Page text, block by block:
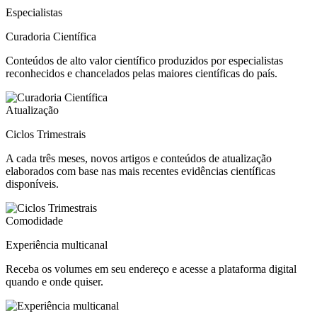
Especialistas
Curadoria Científica
Conteúdos de alto valor científico produzidos por especialistas
reconhecidos e chancelados pelas maiores científicas do país.
Atualização
Ciclos Trimestrais
A cada três meses, novos artigos e conteúdos de atualização
elaborados com base nas mais recentes evidências científicas
disponíveis.
Comodidade
Experiência multicanal
Receba os volumes em seu endereço e acesse a plataforma digital
quando e onde quiser.